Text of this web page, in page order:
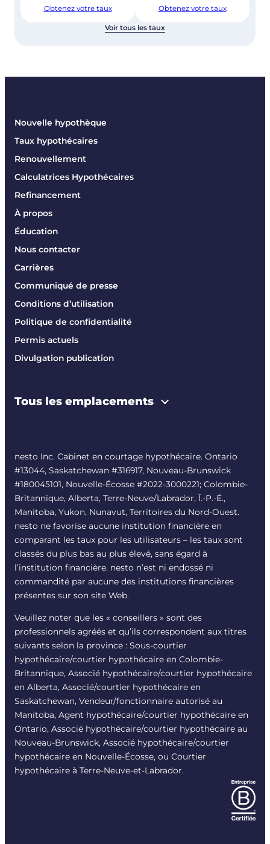
Obtenez votre taux Obtenez votre taux
Voir tous les taux
Nouvelle hypothèque
Taux hypothécaires
Renouvellement
Calculatrices Hypothécaires
Refinancement
À propos
Éducation
Nous contacter
Carrières
Communiqué de presse
Conditions d’utilisation
Politique de confidentialité
Permis actuels
Divulgation publication
Tous les emplacements
nesto Inc. Cabinet en courtage hypothécaire. Ontario
#13044, Saskatchewan #316917, Nouveau-Brunswick
#180045101, Nouvelle-Écosse #2022-3000221; Colombie-
Britannique, Alberta, Terre-Neuve/Labrador, Î.-P.-É.,
Manitoba, Yukon, Nunavut, Territoires du Nord-Ouest.
nesto ne favorise aucune institution financière en
comparant les taux pour les utilisateurs – les taux sont
classés du plus bas au plus élevé, sans égard à
l’institution financière. nesto n’est ni endossé ni
commandité par aucune des institutions financières
présentes sur son site Web.
Veuillez noter que les « conseillers » sont des
professionnels agréés et qu’ils correspondent aux titres
suivants selon la province : Sous-courtier
hypothécaire/courtier hypothécaire en Colombie-
Britannique, Associé hypothécaire/courtier hypothécaire
en Alberta, Associé/courtier hypothécaire en
Saskatchewan, Vendeur/fonctionnaire autorisé au
Manitoba, Agent hypothécaire/courtier hypothécaire en
Ontario, Associé hypothécaire/courtier hypothécaire au
Nouveau-Brunswick, Associé hypothécaire/courtier
hypothécaire en Nouvelle-Écosse, ou Courtier
hypothécaire à Terre-Neuve-et-Labrador.